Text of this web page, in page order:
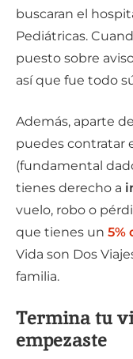
buscaran el
Pediátricas.
puesto sobre
así que fue todo
Además, aparte
puedes contratar
(fundamental
tienes derecho a
vuelo, robo o
que tienes un 5%
Vida son Dos
familia.
Termina tu
empezaste